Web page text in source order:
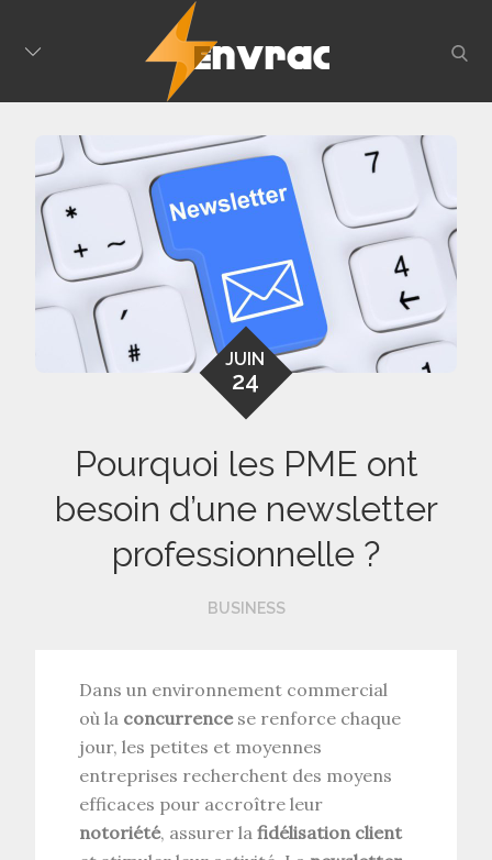
JUIN
24
Pourquoi les PME ont
besoin d’une newsletter
professionnelle ?
BUSINESS
Dans un environnement commercial
où la concurrencese renforce chaque
jour, les petites et moyennes
entreprises recherchent des moyens
efficaces pour accroître leur
notoriété, assurer lafidélisation client